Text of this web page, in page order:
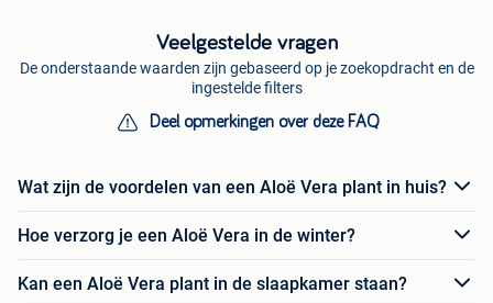
Veelgestelde vragen
De onderstaande waarden zijn gebaseerd op je zoekopdracht en de
ingestelde filters
Deel opmerkingen over deze FAQ
Wat zijn de voordelen van een Aloë Vera plant in huis?
Hoe verzorg je een Aloë Vera in de winter?
Kan een Aloë Vera plant in de slaapkamer staan?